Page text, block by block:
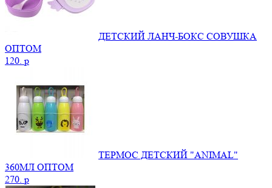
ДЕТСКИЙ ЛАНЧ-БОКС СОВУШКА
ОПТОМ
120. p
ТЕРМОС ДЕТСКИЙ "ANIMAL"
360МЛ ОПТОМ
270. p